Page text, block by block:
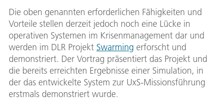
Die oben genannten erforderlichen Fähigkeiten und
Vorteile stellen derzeit jedoch noch eine Lücke in
operativen Systemen im Krisenmanagement dar und
werden im DLR Projekt Swarming erforscht und
demonstriert. Der Vortrag präsentiert das Projekt und
die bereits erreichten Ergebnisse einer Simulation, in
der das entwickelte System zur UxS-Missionsführung
erstmals demonstriert wurde.